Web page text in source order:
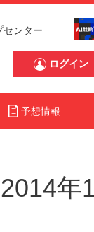
センター
ログイン
予想情報
年